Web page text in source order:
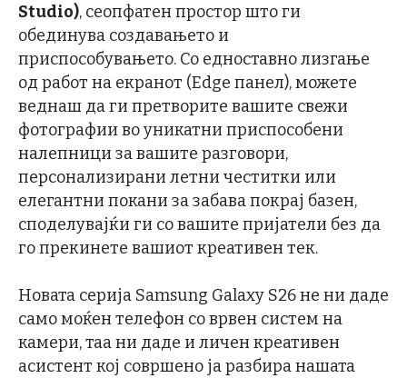
Studio), сеопфатен простор што ги
обединува создавањето и
приспособувањето. Со едноставно лизгање
од работ на екранот (Edge панел), можете
веднаш да ги претворите вашите свежи
фотографии во уникатни приспособени
налепници за вашите разговори,
персонализирани летни честитки или
елегантни покани за забава покрај базен,
споделувајќи ги со вашите пријатели без да
го прекинете вашиот креативен тек.
Новата серија Samsung Galaxy S26 не ни даде
само моќен телефон со врвен систем на
камери, таа ни даде и личен креативен
асистент кој совршено ја разбира нашата